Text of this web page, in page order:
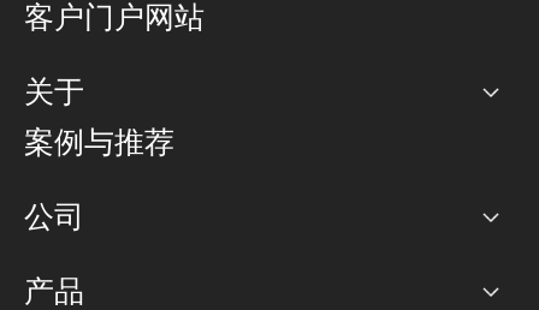
客户门户网站
关于
公司
案例与推荐
公司
PoP 点
产品